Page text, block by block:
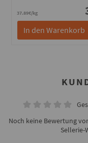
37.89€/kg
In den Warenkorb
Noch keine Bewertung
Sellerie-